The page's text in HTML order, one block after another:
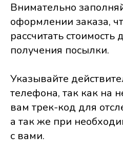
Внимательно
оформлении заказа,
рассчитать стоимость
получения посылки.
Указывайте
телефона, так как на
вам трек-код для
а так же при
с вами.